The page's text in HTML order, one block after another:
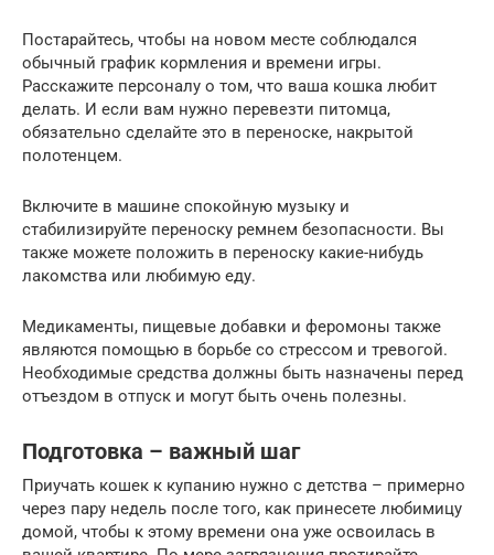
Постарайтесь, чтобы на новом месте соблюдался
обычный график кормления и времени игры.
Расскажите персоналу о том, что ваша кошка любит
делать. И если вам нужно перевезти питомца,
обязательно сделайте это в переноске, накрытой
полотенцем.
Включите в машине спокойную музыку и
стабилизируйте переноску ремнем безопасности. Вы
также можете положить в переноску какие-нибудь
лакомства или любимую еду.
Медикаменты, пищевые добавки и феромоны также
являются помощью в борьбе со стрессом и тревогой.
Необходимые средства должны быть назначены перед
отъездом в отпуск и могут быть очень полезны.
Подготовка – важный шаг
Приучать кошек к купанию нужно с детства – примерно
через пару недель после того, как принесете любимицу
домой, чтобы к этому времени она уже освоилась в